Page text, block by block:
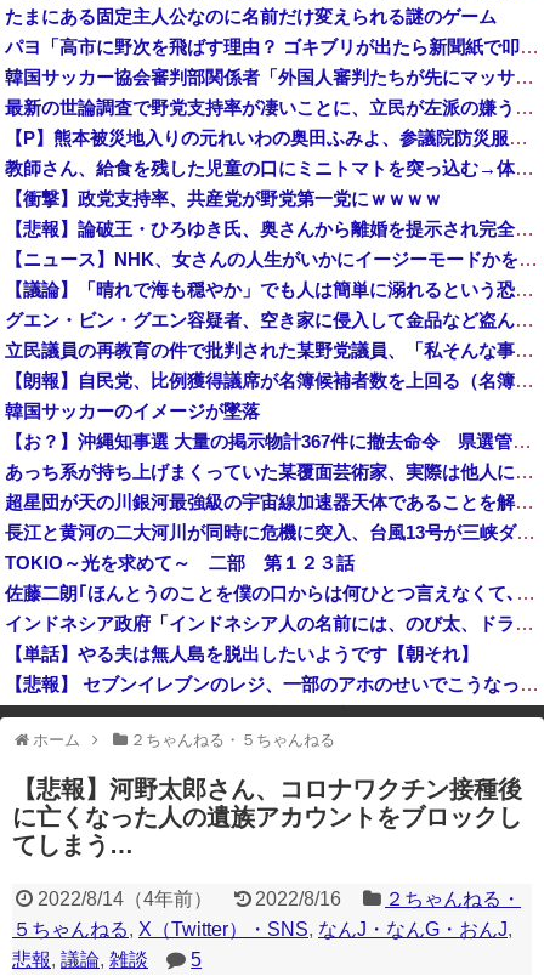
たまにある固定主人公なのに名前だけ変えられる謎のゲーム
パヨ「高市に野次を飛ばす理由？ ゴキブリが出たら新聞紙で叩くでしょ。それと同じで、人として当然の行動」
韓国サッカー協会審判部関係者「外国人審判たちが先にマッサージを望んだ」と主張 [8/10]
最新の世論調査で野党支持率が凄いことに、立民が左派の嫌う政策に賛同してしまった結果……
【P】熊本被災地入りの元れいわの奥田ふみよ、参議院防災服でお食事楽しむ写真投稿「同席者は笑顔にサムズアップ」
教師さん、給食を残した児童の口にミニトマトを突っ込む→体罰判定をもらってしまい、終わる・・・
【衝撃】政党支持率、共産党が野党第一党にｗｗｗｗ
【悲報】論破王・ひろゆき氏、奥さんから離婚を提示され完全敗北 → ｗｗｗｗｗｗｗｗｗｗｗｗｗｗｗｗ
【ニュース】NHK、女さんの人生がいかにイージーモードかをわかりやすく放送してしまうｗｗｗｗｗ
【議論】「晴れで海も穏やか」でも人は簡単に溺れるという恐怖……高齢者の海水浴はマジで危険なのか？
グエン・ビン・グエン容疑者、空き家に侵入して金品など盗んだ疑いで再逮捕 今年４月には別件で逮捕も不起訴になっていた
立民議員の再教育の件で批判された某野党議員、「私そんな事いってません！」と反論するも実際の動画を検証すると……
【朗報】自民党、比例獲得議席が名簿候補者数を上回る（名簿不足）の場合、「欠員」として扱う案を提示 比例復活当選の基準厳格化 ※前の衆院選、自民...
日本、7月の倒産件数が今年最多の〇〇〇〇件 これがサナエノミクスなのか・・・？
BYD軽自動車「新型ラッコ」発表2週間で1000台突破 メーカー最速ペースで好発進 [8/10]
【沖縄県知事選】玉城デニー「日本政府とアメリカから、沖縄を取り戻す！」
米国務省の地図から「独島」が欠落…韓国・市民団体が即時訂正を要求 [8/10]
グエン・ビン・グエン容疑者、空き家に侵入して金品など盗んだ疑いで再逮捕 今年４月には別件で逮捕も不起訴になっていた
韓国サッカーのイメージが墜落
【お？】沖縄知事選 大量の掲示物計367件に撤去命令 県選管が公選法違反と判断→候補者別の『内訳』がこちら
あっち系が持ち上げまくっていた某覆面芸術家、実際は他人に迷惑をかけまくりだったと証明されてしまい……
超星団が天の川銀河最強級の宇宙線加速器天体であることを解明…岐阜大！
長江と黄河の二大河川が同時に危機に突入、台風13号が三峡ダムに襲い掛かった結果……
TOKIO～光を求めて～ 二部 第１２３話
佐藤二朗｢ほんとうのことを僕の口からは何ひとつ言えなくて､言葉にできぬ悔しさを日々感じております｣
インドネシア政府「インドネシア人の名前には、のび太、ドラえもん、スネ夫、ナルト、しんちゃんなどあります」
【単話】やる夫は無人島を脱出したいようです【朝それ】
【悲報】 セブンイレブンのレジ、一部のアホのせいでこうなってしまう
イオンモール熊本爆発事故、「避難後は戻らない」のマニュアル機能せず「貴重品OK」と許可か 車のカギを取りに自己判断で戻った人も
一部のコンテンツが表示されなくなったり、サイト全体のレイアウトが崩れ
たりする場合があります。
ホーム ２ちゃんねる・５ちゃんねる
【悲報】河野太郎さん、コロナワクチン接種後
に亡くなった人の遺族アカウントをブロックし
てしまう…
2022/8/14（4年前） 2022/8/16
２ちゃんねる・
５ちゃんねる, X（Twitter）・SNS, なんJ・なんG・おんJ,
悲報, 議論, 雑談 5